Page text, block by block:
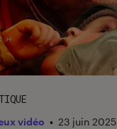
vidéo • 23 juin 2025